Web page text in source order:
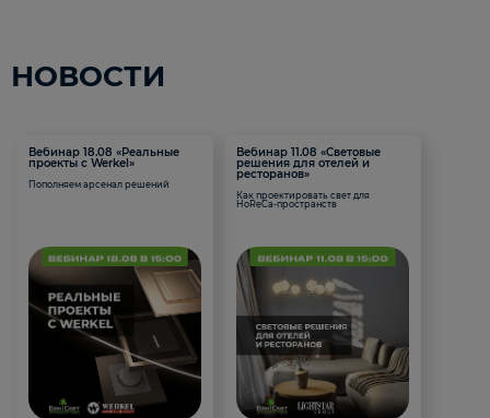
НОВОСТИ
Вебинар 18.08 «Реальные
проекты с Werkel»
Пополняем арсенал решений
Вебинар 11.08 «Световые
решения для отелей и
ресторанов»
Как проектировать свет для
HoReCa-пространств